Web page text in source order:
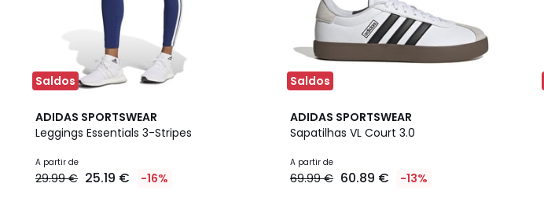
Saldos
ADIDAS SPORTSWEAR
Leggings Essentials 3-Stripes
A partir de
29.99 € 25.19 € -16%
4,7
/ 5
5
Cores
Saldos
ADIDAS SPORTSWEAR
Sapatilhas VL Court 3.0
A partir de
69.99 € 60.89 € -13%
4,8
/ 5
5
Cores